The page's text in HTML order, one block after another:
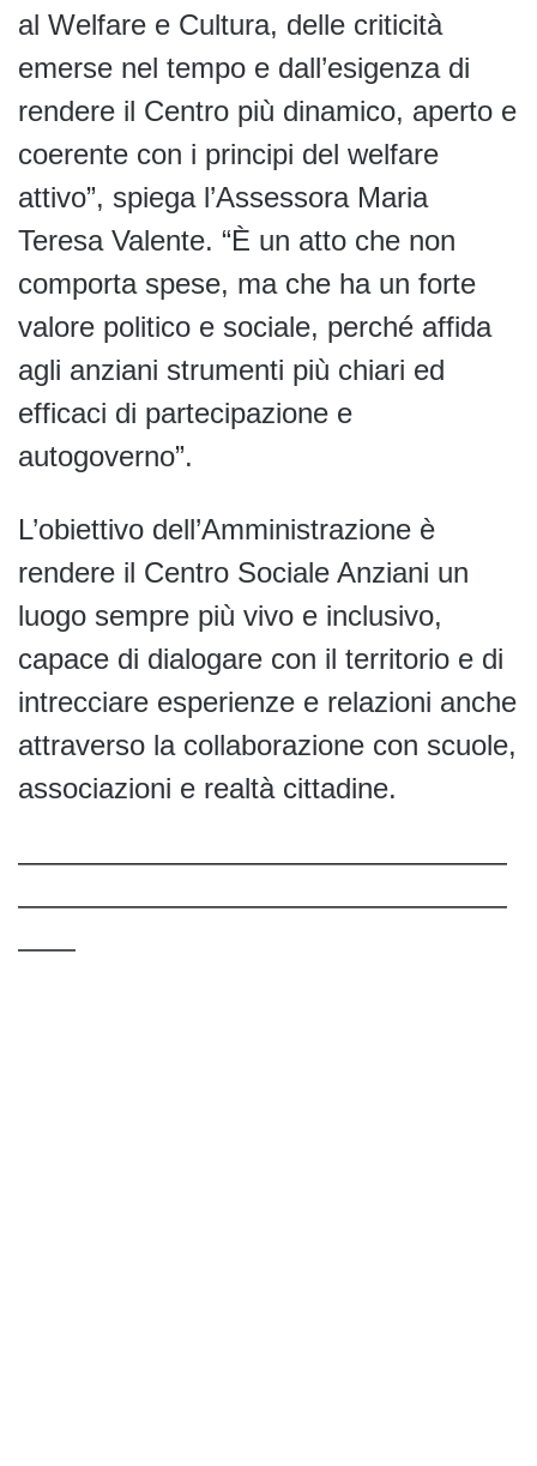
al Welfare e Cultura, delle criticità
emerse nel tempo e dall’esigenza di
rendere il Centro più dinamico, aperto e
coerente con i principi del welfare
attivo”, spiega l’Assessora Maria
Teresa Valente. “È un atto che non
comporta spese, ma che ha un forte
valore politico e sociale, perché affida
agli anziani strumenti più chiari ed
efficaci di partecipazione e
autogoverno”.
L’obiettivo dell’Amministrazione è
rendere il Centro Sociale Anziani un
luogo sempre più vivo e inclusivo,
capace di dialogare con il territorio e di
intrecciare esperienze e relazioni anche
attraverso la collaborazione con scuole,
associazioni e realtà cittadine.
—————————————————
—————————————————
——